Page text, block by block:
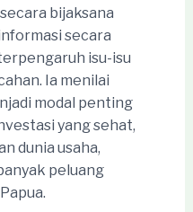
bijaksana
secara
isu-isu
Ia menilai
modal penting
yang sehat,
dunia usaha,
peluang